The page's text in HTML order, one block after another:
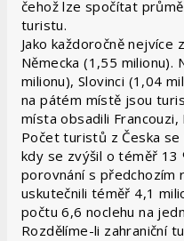
čehož lze spočítat
turistu.
Jako každoročně
Německa (1,55 milionu).
milionu), Slovinci (1,04
na pátém místě jsou
místa obsadili
Počet turistů z Česka
kdy se zvýšil o téměř 13
porovnání s předchozím
uskutečnili téměř 4,1
počtu 6,6 noclehu na
Rozdělíme-li zahraniční